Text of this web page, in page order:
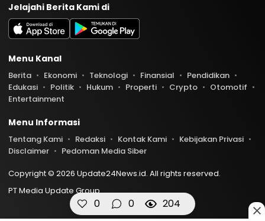
0 0 204
Jelajahi Berita Kami di
Menu Kanal
Berita Ekonomi Teknologi Finansial
Pendidikan
Edukasi
Politik Hukum Properti Crypto
Otomotif
Entertainment
Menu Informasi
Tentang Kami Redaksi Kontak Kami
Kebijakan Privasi
Disclaimer
Pedoman Media Siber
Copyright © 2026 Update24News.id. All rights reserved.
PT Media Update Group